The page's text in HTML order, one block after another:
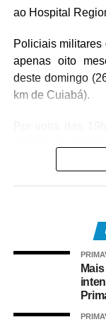
ao Hospital
Policiais militares
apenas oito
deste domingo
km de Cuiabá).
um quadro de
Após o
Regional,
os cuidados da
pediatra de
e aos